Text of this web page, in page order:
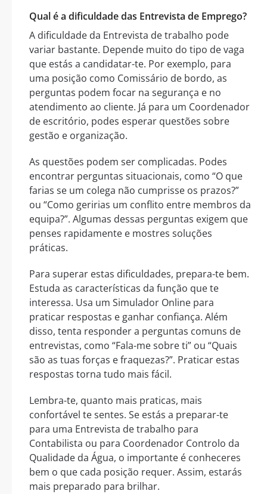
Qual é a dificuldade das Entrevista de Emprego?
A dificuldade da Entrevista de trabalho pode
variar bastante. Depende muito do tipo de vaga
que estás a candidatar-te. Por exemplo, para
uma posição como Comissário de bordo, as
perguntas podem focar na segurança e no
atendimento ao cliente. Já para um Coordenador
de escritório, podes esperar questões sobre
gestão e organização.
As questões podem ser complicadas. Podes
encontrar perguntas situacionais, como “O que
farias se um colega não cumprisse os prazos?”
ou “Como geririas um conflito entre membros da
equipa?”. Algumas dessas perguntas exigem que
penses rapidamente e mostres soluções
práticas.
Para superar estas dificuldades, prepara-te bem.
Estuda as características da função que te
interessa. Usa um Simulador Online para
praticar respostas e ganhar confiança. Além
disso, tenta responder a perguntas comuns de
entrevistas, como “Fala-me sobre ti” ou “Quais
são as tuas forças e fraquezas?”. Praticar estas
respostas torna tudo mais fácil.
Lembra-te, quanto mais praticas, mais
confortável te sentes. Se estás a preparar-te
para uma Entrevista de trabalho para
Contabilista ou para Coordenador Controlo da
Qualidade da Água, o importante é conheceres
bem o que cada posição requer. Assim, estarás
mais preparado para brilhar.